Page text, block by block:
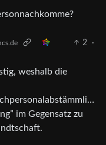
2
·
weshalb die
im Gegensatz zu